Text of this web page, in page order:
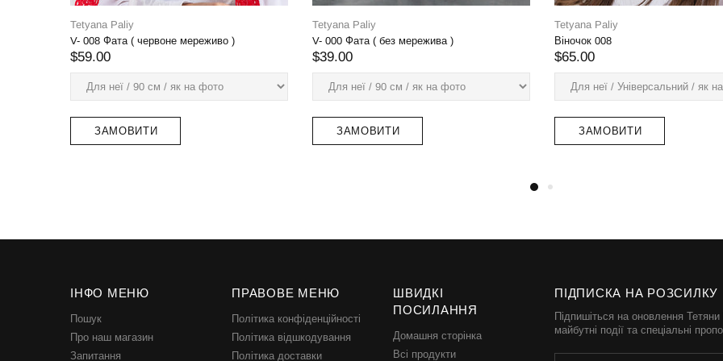
Tetyana Paliy
Віночок 008
$65.00
ЗАМОВИТИ
Віночок 012
$49.00
ПРОДАНО
Tetyana Paliy
Віночок 004
$89.00
ЗАМОВИТИ
ІНФО МЕНЮ
Пошук
Про наш магазин
Запитання
ПРАВОВЕ МЕНЮ
Політика конфіденційності
Політика відшкодування
Політика доставки
ШВИДКІ
ПОСИЛАННЯ
Домашня сторінка
Всі продукти
ПІДПИСКА НА РОЗСИЛКУ
Підпишіться на оновлення
майбутні події та спеціальні